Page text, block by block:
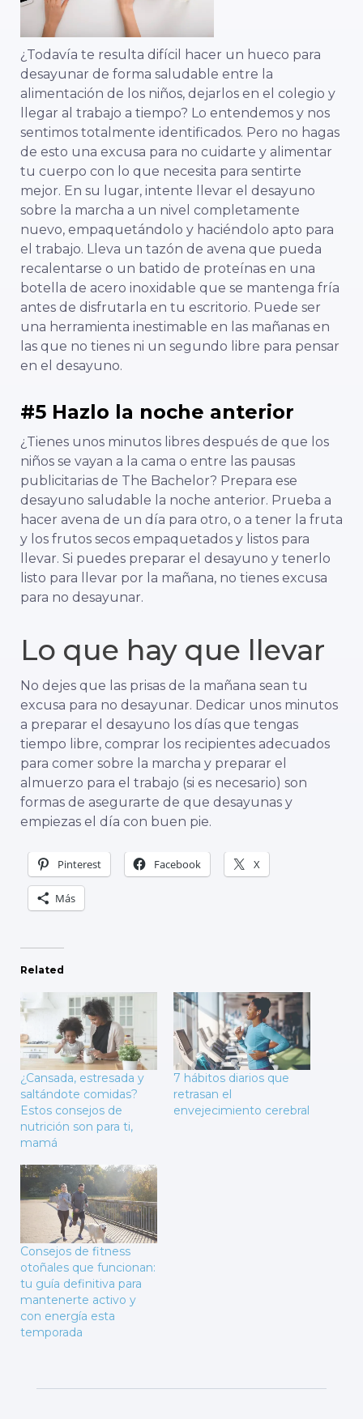
¿Todavía te resulta difícil hacer un hueco para
desayunar de forma saludable entre la
alimentación de los niños, dejarlos en el colegio y
llegar al trabajo a tiempo? Lo entendemos y nos
sentimos totalmente identificados. Pero no hagas
de esto una excusa para no cuidarte y alimentar
tu cuerpo con lo que necesita para sentirte
mejor. En su lugar, intente llevar el desayuno
sobre la marcha a un nivel completamente
nuevo, empaquetándolo y haciéndolo apto para
el trabajo. Lleva un tazón de avena que pueda
recalentarse o un batido de proteínas en una
botella de acero inoxidable que se mantenga fría
antes de disfrutarla en tu escritorio. Puede ser
una herramienta inestimable en las mañanas en
las que no tienes ni un segundo libre para pensar
en el desayuno.
#5 Hazlo la noche anterior
¿Tienes unos minutos libres después de que los
niños se vayan a la cama o entre las pausas
publicitarias de The Bachelor? Prepara ese
desayuno saludable la noche anterior. Prueba a
hacer avena de un día para otro, o a tener la fruta
y los frutos secos empaquetados y listos para
llevar. Si puedes preparar el desayuno y tenerlo
listo para llevar por la mañana, no tienes excusa
para no desayunar.
Lo que hay que llevar
No dejes que las prisas de la mañana sean tu
excusa para no desayunar. Dedicar unos minutos
a preparar el desayuno los días que tengas
tiempo libre, comprar los recipientes adecuados
para comer sobre la marcha y preparar el
almuerzo para el trabajo (si es necesario) son
formas de asegurarte de que desayunas y
empiezas el día con buen pie.
Pinterest Facebook X
Más
Related
¿Cansada, estresada y
saltándote comidas?
Estos consejos de
nutrición son para ti,
mamá
7 hábitos diarios que
retrasan el
envejecimiento cerebral
Consejos de fitness
otoñales que funcionan:
tu guía definitiva para
mantenerte activo y
con energía esta
temporada